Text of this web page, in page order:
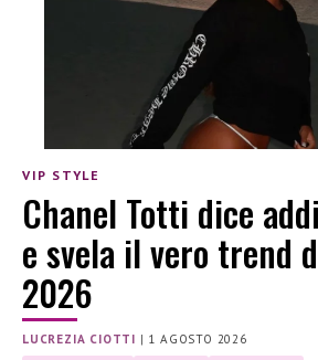
VIP STYLE
Chanel Totti dice
e svela il vero trend
2026
LUCREZIA CIOTTI | 1 AGOSTO 2026